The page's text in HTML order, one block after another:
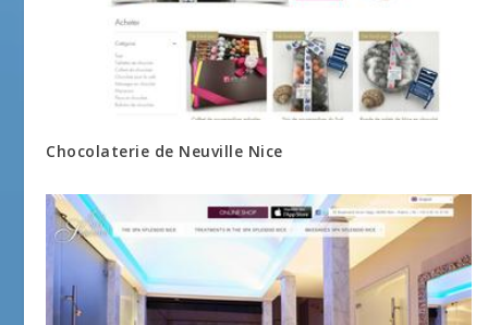
Chocolaterie de Neuville Nice